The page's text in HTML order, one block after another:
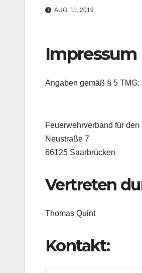
AUG. 11, 2019
Impressum
Angaben gemäß § 5 TMG:
Feuerwehrverband für
Neustraße 7
66125 Saarbrücken
Vertreten
Thomas Quint
Kontakt: